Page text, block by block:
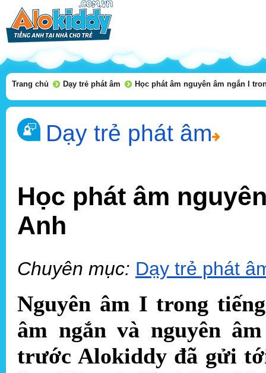
Trang chủ Dạy trẻ phát âm Học phát âm nguyên âm ngắn I
Dạy trẻ phát âm
Học phát âm
Anh
Chuyên mục: Dạy trẻ phát
Nguyên âm I trong
âm ngắn và nguyên
trước Alokiddy đã gửi